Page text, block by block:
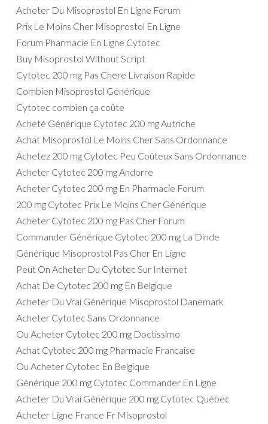
Acheter Du Misoprostol En Ligne Forum
Prix Le Moins Cher Misoprostol En Ligne
Forum Pharmacie En Ligne Cytotec
Buy Misoprostol Without Script
Cytotec 200 mg Pas Chere Livraison Rapide
Combien Misoprostol Générique
Cytotec combien ça coûte
Acheté Générique Cytotec 200 mg Autriche
Achat Misoprostol Le Moins Cher Sans Ordonnance
Achetez 200 mg Cytotec Peu Coûteux Sans Ordonnance
Acheter Cytotec 200 mg Andorre
Acheter Cytotec 200 mg En Pharmacie Forum
200 mg Cytotec Prix Le Moins Cher Générique
Acheter Cytotec 200 mg Pas Cher Forum
Commander Générique Cytotec 200 mg La Dinde
Générique Misoprostol Pas Cher En Ligne
Peut On Acheter Du Cytotec Sur Internet
Achat De Cytotec 200 mg En Belgique
Acheter Du Vrai Générique Misoprostol Danemark
Acheter Cytotec Sans Ordonnance
Ou Acheter Cytotec 200 mg Doctissimo
Achat Cytotec 200 mg Pharmacie Francaise
Ou Acheter Cytotec En Belgique
Générique 200 mg Cytotec Commander En Ligne
Acheter Du Vrai Générique 200 mg Cytotec Québec
Acheter Ligne France Fr Misoprostol